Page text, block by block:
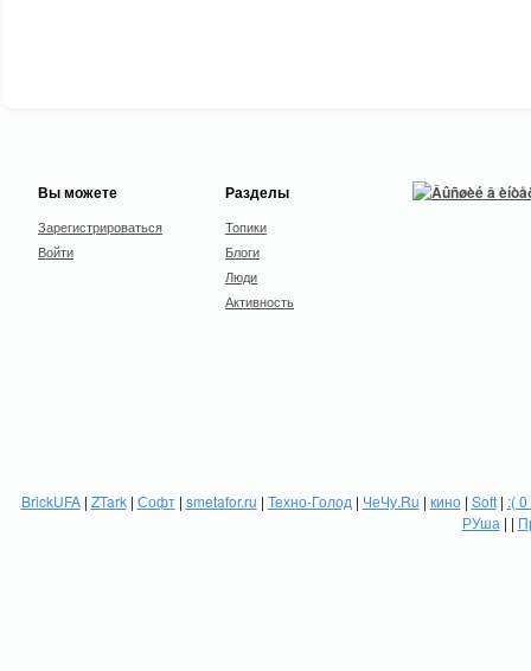
Вы можете
Зарегистрироваться
Войти
Разделы
Топики
Блоги
Люди
Активность
BrickUFA| ZTark| Софт| smetafor.ru | Техно-Голод | ЧеЧу.Ru | кино| Soft| :(
РУша | |